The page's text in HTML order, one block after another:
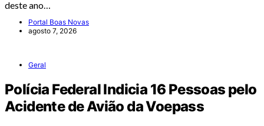
deste ano…
Portal Boas Novas
agosto 7, 2026
Geral
Polícia Federal Indicia 16 Pessoas pelo
Acidente de Avião da Voepass